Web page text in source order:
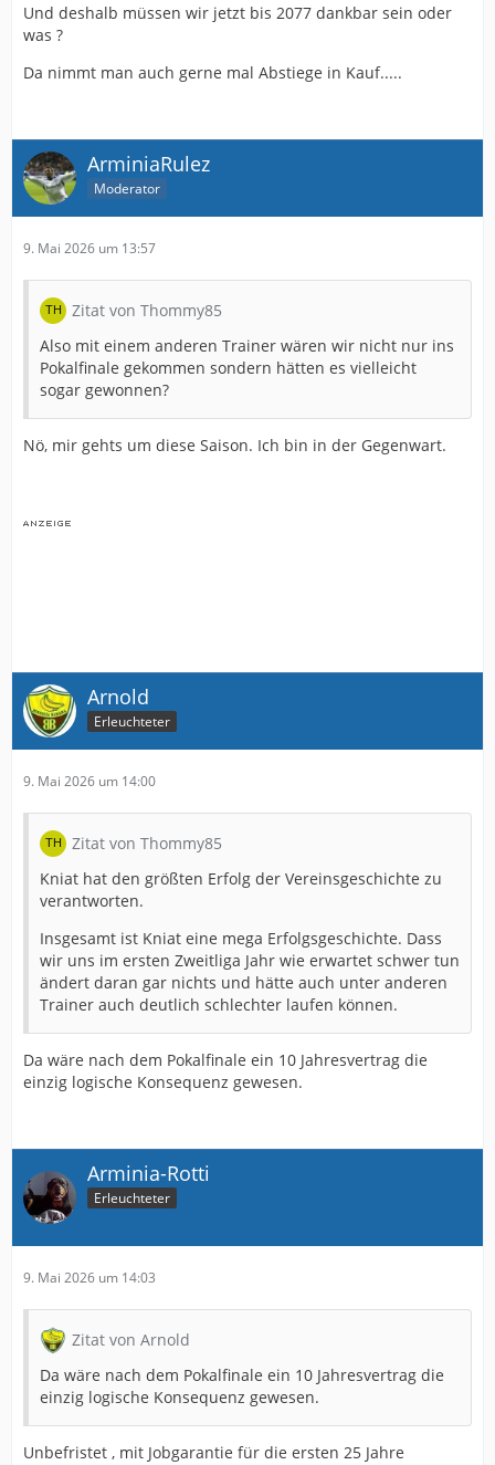
Und deshalb müssen wir jetzt bis 2077 dankbar sein oder
was ?
Da nimmt man auch gerne mal Abstiege in Kauf.....
ArminiaRulez
Moderator
9. Mai 2026 um 13:57
Zitat von Thommy85
Also mit einem anderen Trainer wären wir nicht nur ins
Pokalfinale gekommen sondern hätten es vielleicht
sogar gewonnen?
Nö, mir gehts um diese Saison. Ich bin in der Gegenwart.
Arnold
Erleuchteter
9. Mai 2026 um 14:00
Zitat von Thommy85
Kniat hat den größten Erfolg der Vereinsgeschichte zu
verantworten.
Insgesamt ist Kniat eine mega Erfolgsgeschichte. Dass
wir uns im ersten Zweitliga Jahr wie erwartet schwer tun
ändert daran gar nichts und hätte auch unter anderen
Trainer auch deutlich schlechter laufen können.
Da wäre nach dem Pokalfinale ein 10 Jahresvertrag die
einzig logische Konsequenz gewesen.
Arminia-Rotti
Erleuchteter
9. Mai 2026 um 14:03
Zitat von Arnold
Da wäre nach dem Pokalfinale ein 10 Jahresvertrag die
einzig logische Konsequenz gewesen.
Unbefristet , mit Jobgarantie für die ersten 25 Jahre